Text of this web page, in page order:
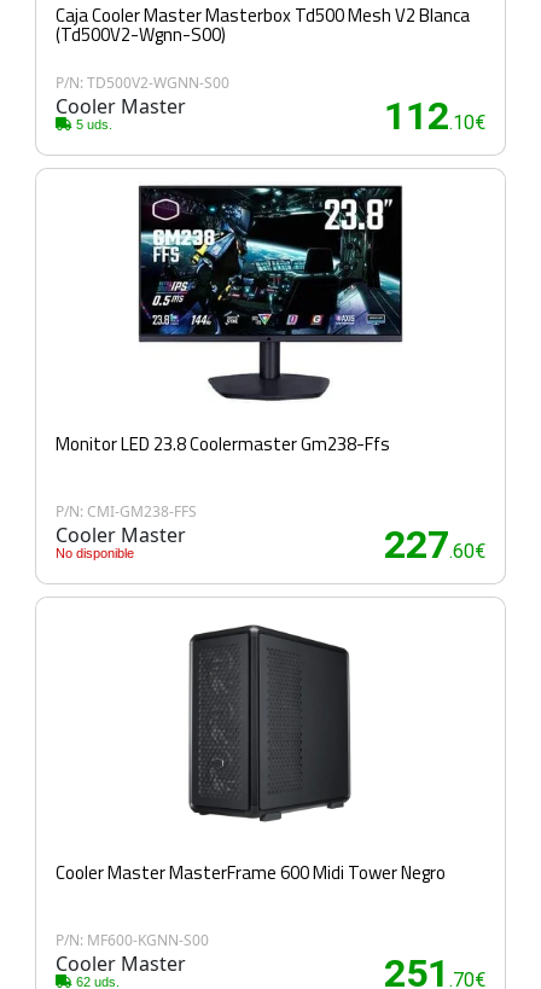
Caja Cooler Master Masterbox Td500 Mesh V2 Blanca
(Td500V2-Wgnn-S00)
P/N: TD500V2-WGNN-S00
Cooler Master
5 uds. 112.10€
Monitor LED 23.8 Coolermaster Gm238-Ffs
P/N: CMI-GM238-FFS
Cooler Master
No disponible 227.60€
Cooler Master MasterFrame 600 Midi Tower Negro
P/N: MF600-KGNN-S00
Cooler Master
62 uds. 251 .70€